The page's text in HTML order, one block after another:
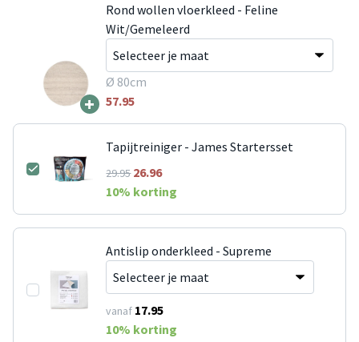
+
Rond wollen vloerkleed - Feline
Wit/Gemeleerd
Ø 80cm
57.95
Tapijtreiniger - James Startersset
29.9526.96
10% korting
Antislip onderkleed - Supreme
vanaf 17.95
10% korting